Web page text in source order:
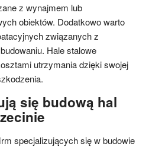
z wynajmem lub
obiektów. Dodatkowo warto
związanych z
Hale stalowe
utrzymania dzięki swojej
się budową hal
specjalizujących się w budowie